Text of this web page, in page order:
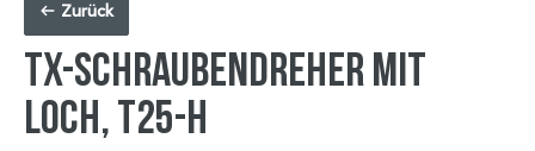
Zurück
TX-Schraubendreher mit
Loch, T25-H